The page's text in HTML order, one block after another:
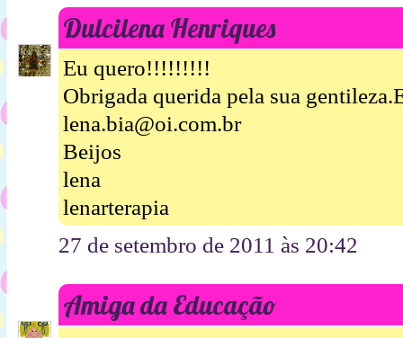
Dulcilena Henriques
Eu quero!!!!!!!!!
Obrigada querida pela sua
lena.bia@oi.com.br
Beijos
lena
lenarterapia
27 de setembro de 2011 às 20:42
Amiga da Educação